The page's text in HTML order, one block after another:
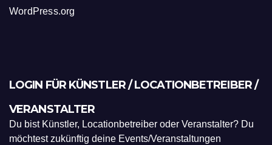
WordPress.org
LOGIN FÜR KÜNSTLER / LOCATIONBETREIBER /
VERANSTALTER
Du bist Künstler, Locationbetreiber oder Veranstalter? Du
möchtest zukünftig deine Events/Veranstaltungen